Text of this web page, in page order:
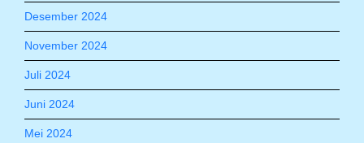
Desember 2024
November 2024
Juli 2024
Juni 2024
Mei 2024